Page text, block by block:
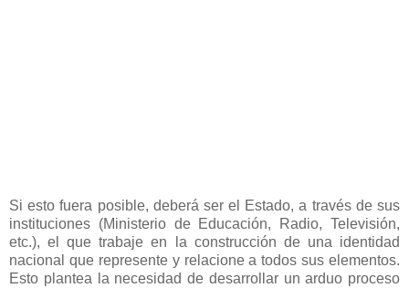
Si esto fuera posible, deberá ser el Estado, a través de sus
instituciones (Ministerio de Educación, Radio, Televisión,
etc.), el que trabaje en la construcción de una identidad
nacional que represente y relacione a todos sus elementos.
Esto plantea la necesidad de desarrollar un arduo proceso